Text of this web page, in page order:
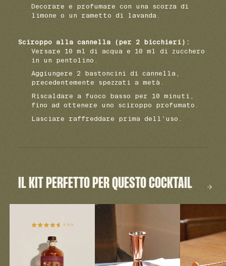
Decorare e profumare con una scorza di
limone o un rametto di lavanda.
Sciroppo alla cannella (per 2 bicchieri):
Versare 10 ml di acqua e 10 ml di zucchero
in un pentolino.
Aggiungere 2 bastoncini di cannella,
precedentemente spezzati a metà.
Riscaldare a fuoco basso per 10 minuti,
fino ad ottenere uno sciroppo profumato.
Lasciare raffreddare prima dell'uso.
IL KIT PERFETTO PER QUESTO COCKTAIL